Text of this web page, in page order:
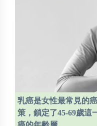
乳癌是女性最常見的
策，鎖定了45-69歲這